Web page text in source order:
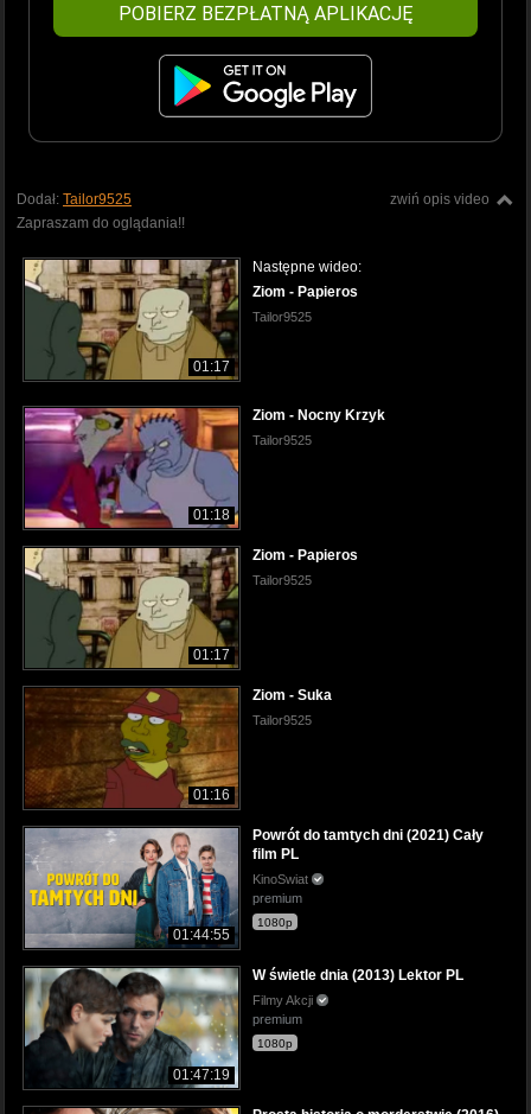
POBIERZ BEZPŁATNĄ APLIKACJĘ
zwiń opis video
Dodał: Tailor9525
Zapraszam do oglądania!!
01:17
Następne wideo:
Ziom - Papieros
Tailor9525
01:18
Ziom - Nocny Krzyk
Tailor9525
01:17
Ziom - Papieros
Tailor9525
01:16
Ziom - Suka
Tailor9525
01:44:55
Powrót do tamtych dni (2021) Cały
film PL
KinoSwiat
premium
1080p
01:47:19
W świetle dnia (2013) Lektor PL
Filmy Akcji
premium
1080p